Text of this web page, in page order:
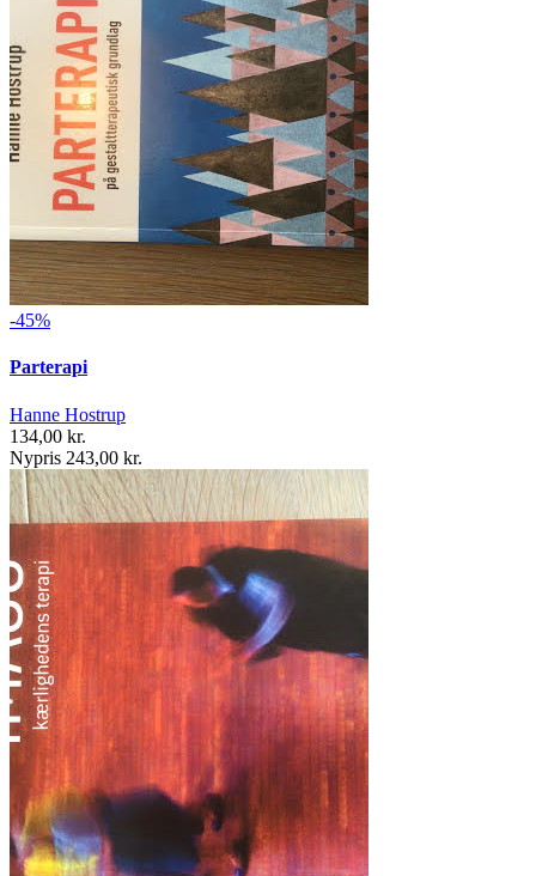
-45%
Parterapi
Hanne Hostrup
134,00 kr.
Nypris 243,00 kr.